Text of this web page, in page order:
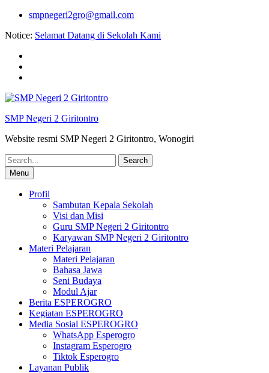
Skip
content
smpnegeri2gro@gmail.com
Notice: Selamat Datang di Sekolah Kami
SMP Negeri 2 Giritontro
Website resmi SMP Negeri 2 Giritontro, Wonogiri
Search
for:Menu
Profil
Sambutan Kepala Sekolah
Visi dan Misi
Guru SMP Negeri 2 Giritontro
Karyawan SMP Negeri 2 Giritontro
Materi Pelajaran
Materi Pelajaran
Bahasa Jawa
Seni Budaya
Modul Ajar
Berita ESPEROGRO
Kegiatan ESPEROGRO
Media Sosial ESPEROGRO
WhatsApp Esperogro
Instagram Esperogro
Tiktok Esperogro
Layanan Publik